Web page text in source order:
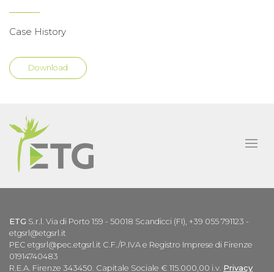
Case History
Download
ETG S.r.l. Via di Porto 159 - 50018 Scandicci (FI), +39 055 791123 -
etgsrl@etgsrl.it
PEC etgsrl@pec.etgsrl.it C.F./P.IVA e Registro Imprese di Firenze
01914740483
R.E.A. Firenze 343450. Capitale Sociale € 115.000,00 i.v. Privacy